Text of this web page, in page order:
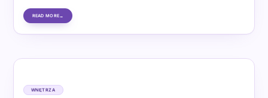
READ MORE
WNĘTRZA